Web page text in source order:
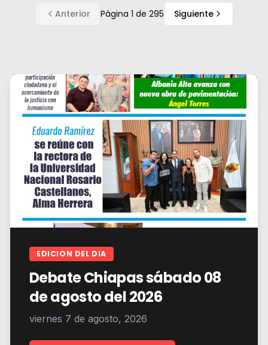
Anterior Página 1 de 295 Siguiente
EDICION DEL DIA
Debate Chiapas sábado 08
de agosto del 2026
viernes 7 de agosto, 2026